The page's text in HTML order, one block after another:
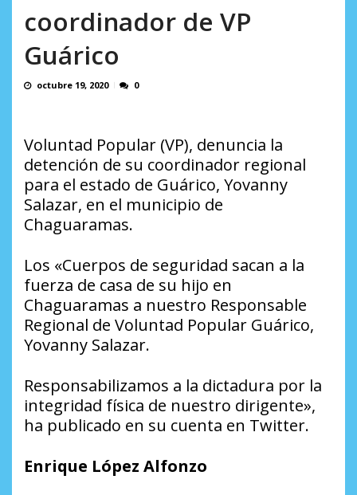
AGOSTO 6, 2026
coordinador de VP
Guárico
octubre 19, 2020 0
Voluntad Popular (VP), denuncia la
detención de su coordinador regional
para el estado de Guárico, Yovanny
Salazar, en el municipio de
Chaguaramas.
Los «Cuerpos de seguridad sacan a la
fuerza de casa de su hijo en
Chaguaramas a nuestro Responsable
Regional de Voluntad Popular Guárico,
Yovanny Salazar.
Responsabilizamos a la dictadura por la
integridad física de nuestro dirigente»,
ha publicado en su cuenta en Twitter.
Enrique López Alfonzo